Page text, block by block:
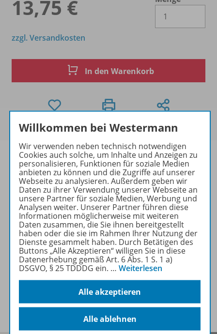
13,75 €
zzgl. Versandkosten
In den Warenkorb
Produktinformationen
Beschreibung
Zugehörige Produkte
Benachrichtigungs-Service
Willkommen bei Westermann
Wir verwenden neben technisch notwendigen
Cookies auch solche, um Inhalte und Anzeigen zu
personalisieren, Funktionen für soziale Medien
anbieten zu können und die Zugriffe auf unserer
Webseite zu analysieren. Außerdem geben wir
Daten zu ihrer Verwendung unserer Webseite an
unsere Partner für soziale Medien, Werbung und
Analysen weiter. Unserer Partner führen diese
Informationen möglicherweise mit weiteren
Daten zusammen, die Sie ihnen bereitgestellt
haben oder die sie im Rahmen Ihrer Nutzung der
Dienste gesammelt haben. Durch Betätigen des
Buttons „Alle Akzeptieren“ willigen Sie in diese
Datenerhebung gemäß Art. 6 Abs. 1 S. 1 a)
DSGVO, § 25 TDDDG ein. … Weiterlesen
Alle akzeptieren
Alle ablehnen